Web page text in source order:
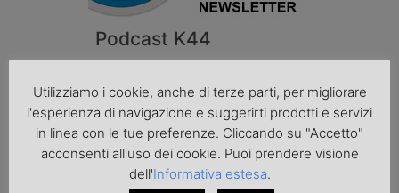
Podcast K44
Utilizziamo i cookie, anche di terze parti, per migliorare
l'esperienza di navigazione e suggerirti prodotti e servizi
in linea con le tue preferenze. Cliccando su "Accetto"
acconsenti all'uso dei cookie. Puoi prendere visione
dell'Informativa estesa.